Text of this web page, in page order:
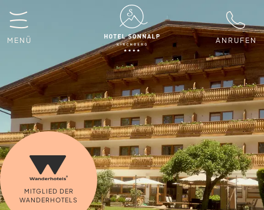
MENÜ ANRUFEN
MITGLIED DER
WANDERHOTELS